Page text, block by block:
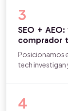
3
SEO +
comprador
Posicionamos
tech
4